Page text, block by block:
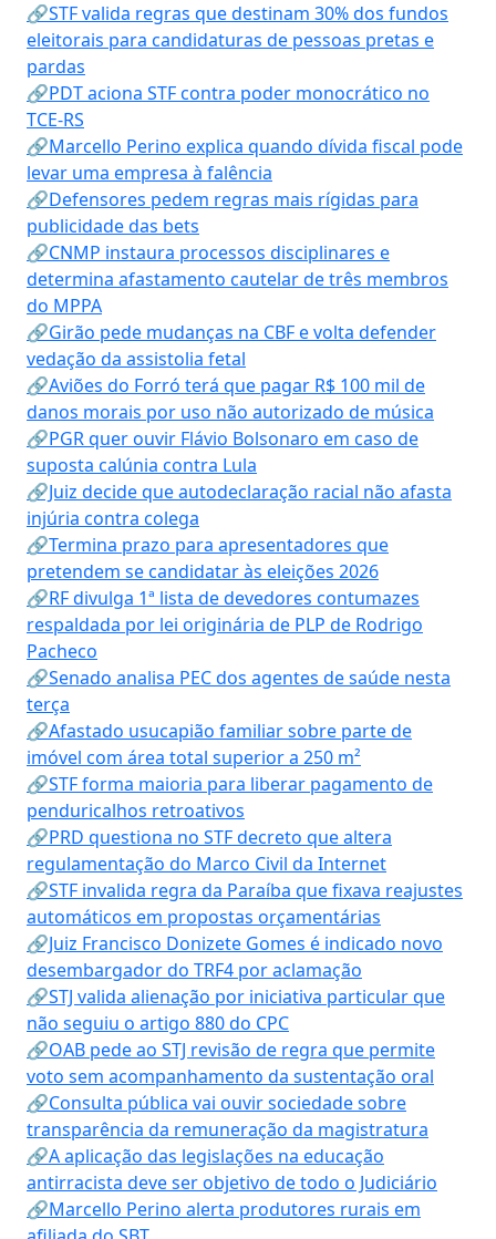
🔗STF valida regras que destinam 30% dos fundos
eleitorais para candidaturas de pessoas pretas e
pardas
🔗PDT aciona STF contra poder monocrático no
TCE-RS
🔗Marcello Perino explica quando dívida fiscal pode
levar uma empresa à falência
🔗Defensores pedem regras mais rígidas para
publicidade das bets
🔗CNMP instaura processos disciplinares e
determina afastamento cautelar de três membros
do MPPA
🔗Girão pede mudanças na CBF e volta defender
vedação da assistolia fetal
🔗Aviões do Forró terá que pagar R$ 100 mil de
danos morais por uso não autorizado de música
🔗PGR quer ouvir Flávio Bolsonaro em caso de
suposta calúnia contra Lula
🔗Juiz decide que autodeclaração racial não afasta
injúria contra colega
🔗Termina prazo para apresentadores que
pretendem se candidatar às eleições 2026
🔗RF divulga 1ª lista de devedores contumazes
respaldada por lei originária de PLP de Rodrigo
Pacheco
🔗Senado analisa PEC dos agentes de saúde nesta
terça
🔗Afastado usucapião familiar sobre parte de
imóvel com área total superior a 250 m²
🔗STF forma maioria para liberar pagamento de
penduricalhos retroativos
🔗PRD questiona no STF decreto que altera
regulamentação do Marco Civil da Internet
🔗STF invalida regra da Paraíba que fixava reajustes
automáticos em propostas orçamentárias
🔗Juiz Francisco Donizete Gomes é indicado novo
desembargador do TRF4 por aclamação
🔗STJ valida alienação por iniciativa particular que
não seguiu o artigo 880 do CPC
🔗OAB pede ao STJ revisão de regra que permite
voto sem acompanhamento da sustentação oral
🔗Consulta pública vai ouvir sociedade sobre
transparência da remuneração da magistratura
🔗A aplicação das legislações na educação
antirracista deve ser objetivo de todo o Judiciário
🔗Marcello Perino alerta produtores rurais em